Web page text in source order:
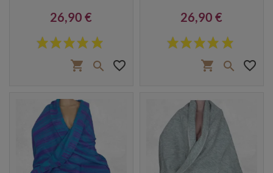
Prix
26,90 €
shopping_cart  favorite_border
Prix
26,90 €
shopping_cart  favorite_border